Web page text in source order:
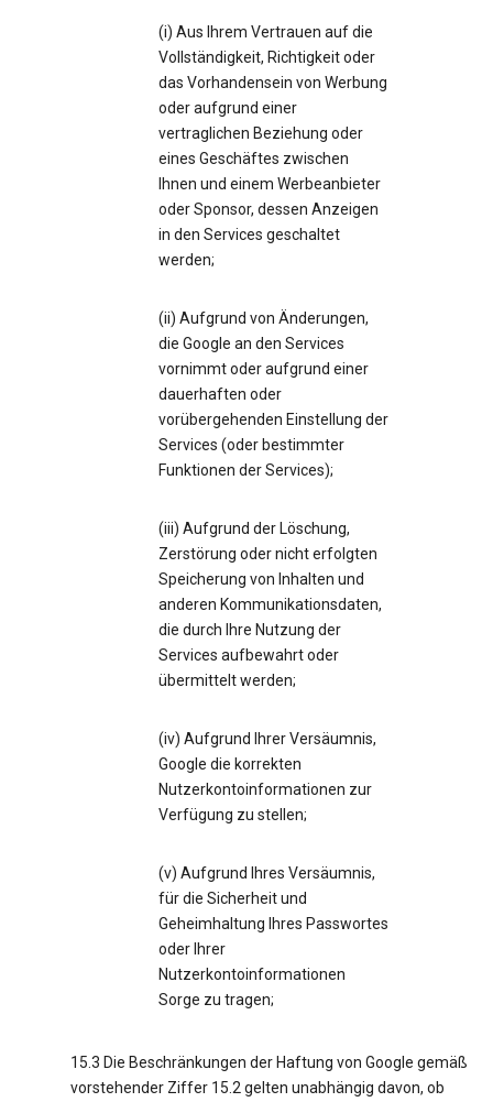
(i) Aus Ihrem Vertrauen auf die
Vollständigkeit, Richtigkeit oder
das Vorhandensein von Werbung
oder aufgrund einer
vertraglichen Beziehung oder
eines Geschäftes zwischen
Ihnen und einem Werbeanbieter
oder Sponsor, dessen Anzeigen
in den Services geschaltet
werden;
(ii) Aufgrund von Änderungen,
die Google an den Services
vornimmt oder aufgrund einer
dauerhaften oder
vorübergehenden Einstellung der
Services (oder bestimmter
Funktionen der Services);
(iii) Aufgrund der Löschung,
Zerstörung oder nicht erfolgten
Speicherung von Inhalten und
anderen Kommunikationsdaten,
die durch Ihre Nutzung der
Services aufbewahrt oder
übermittelt werden;
(iv) Aufgrund Ihrer Versäumnis,
Google die korrekten
Nutzerkontoinformationen zur
Verfügung zu stellen;
(v) Aufgrund Ihres Versäumnis,
für die Sicherheit und
Geheimhaltung Ihres Passwortes
oder Ihrer
Nutzerkontoinformationen
Sorge zu tragen;
15.3 Die Beschränkungen der Haftung von Google gemäß
vorstehender Ziffer 15.2 gelten unabhängig davon, ob